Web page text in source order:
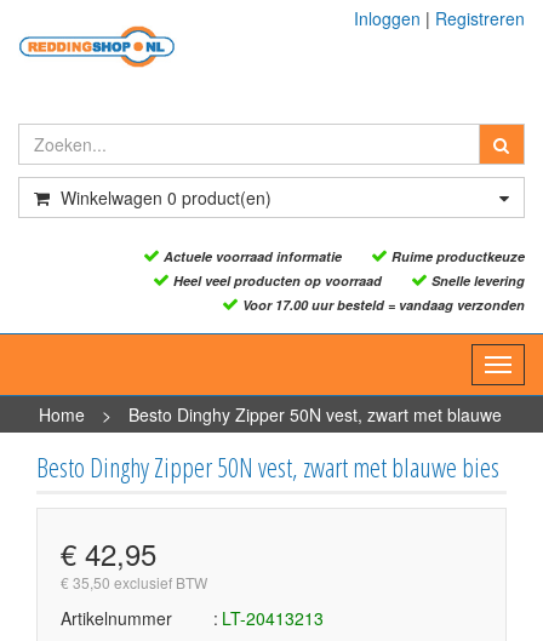
Inloggen | Registreren
Winkelwagen 0 product(en)
Actuele voorraad informatie
Ruime productkeuze
Heel veel producten op voorraad
Snelle levering
Voor 17.00 uur besteld = vandaag verzonden
Home
>
Besto Dinghy Zipper 50N vest, zwart met blauwe
bies
Besto Dinghy Zipper 50N vest, zwart met blauwe bies
€ 42,95
€ 35,50 exclusief BTW
Artikelnummer
LT-20413213